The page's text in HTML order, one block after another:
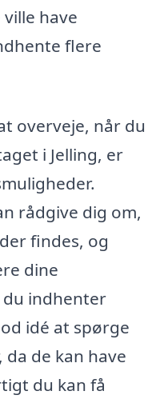
have
flere
overveje, når du
i Jelling, er
rådgive dig om,
findes, og
dine
du indhenter
idé at spørge
de kan have
du kan få